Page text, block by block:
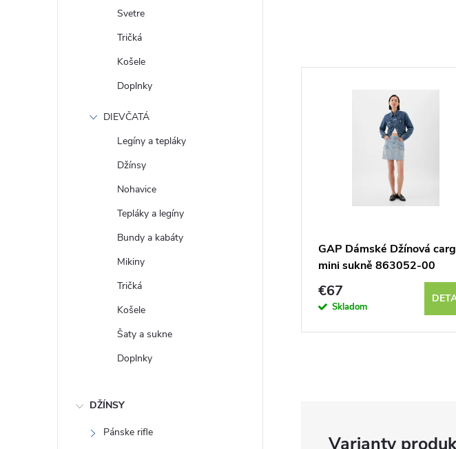
Svetre
Tričká
Košele
Doplnky
DIEVČATÁ
Legíny a tepláky
Džínsy
Nohavice
Tepláky a legíny
Bundy a kabáty
Mikiny
Tričká
Košele
Šaty a sukne
Doplnky
DŽÍNSY
Pánske rifle
sukně 480063-03
€71
Skladom
GAP Dámské Džínová
mini sukně 863052-00
€67
Skladom